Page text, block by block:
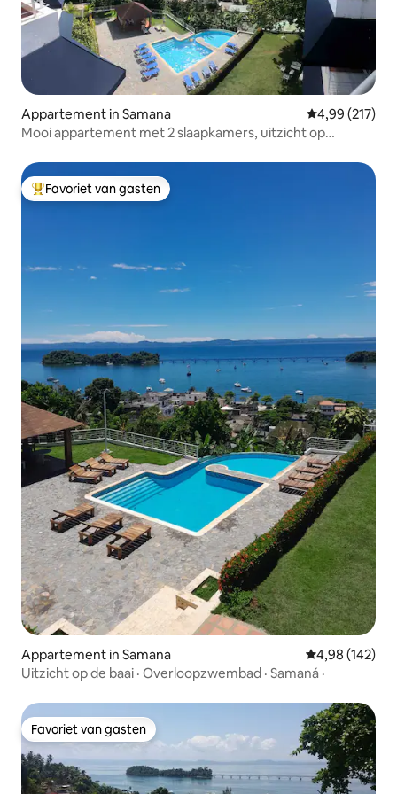
Appartement in Samana Gemiddelde
4,99 (217)
Mooi appartement met 2 slaapkamers, uitzicht op
Topfavoriet van gasten
Favoriet van gasten
Appartement in Samana Gemiddelde
4,98 (142)
Uitzicht op de baai · Overloopzwembad · Samaná ·
Favoriet van gasten
Favoriet van gasten